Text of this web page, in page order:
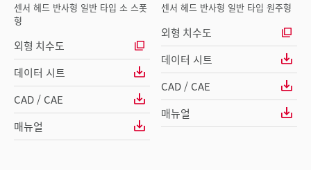
센서 헤드 반사형 일반 타입 소 스폿
형
외형 치수도
데이터 시트
CAD / CAE
매뉴얼
센서 헤드 반사형 일반 타입 원주형
외형 치수도
데이터 시트
CAD / CAE
매뉴얼